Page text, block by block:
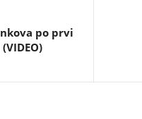
po prvi